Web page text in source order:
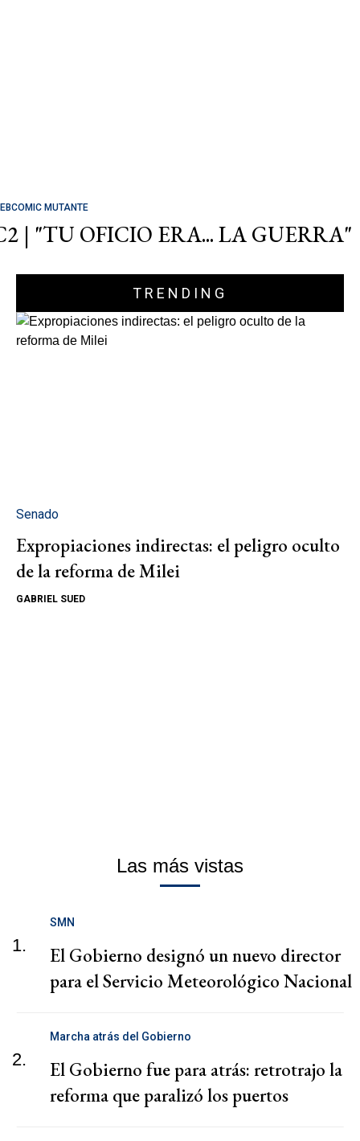
MUTANTE
| "TU OFICIO ERA... LA GUERRA"
TRENDING
Senado
Expropiaciones indirectas: el peligro oculto
de la reforma de Milei
GABRIEL SUED
Las más vistas
1.
SMN
El Gobierno designó un nuevo director
para el Servicio Meteorológico Nacional
2.
Marcha atrás del Gobierno
El Gobierno fue para atrás: retrotrajo la
reforma que paralizó los puertos